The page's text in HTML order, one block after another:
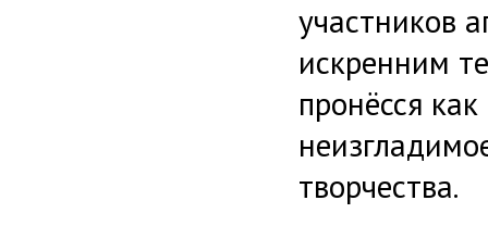
участников
искренним
пронёсся
творчества.